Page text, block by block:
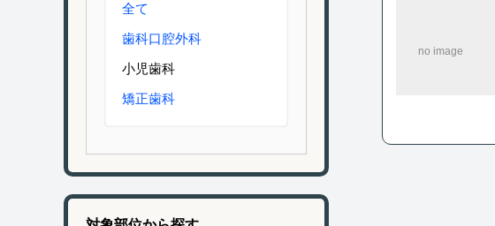
全て
歯科口腔外科
小児歯科
矯正歯科